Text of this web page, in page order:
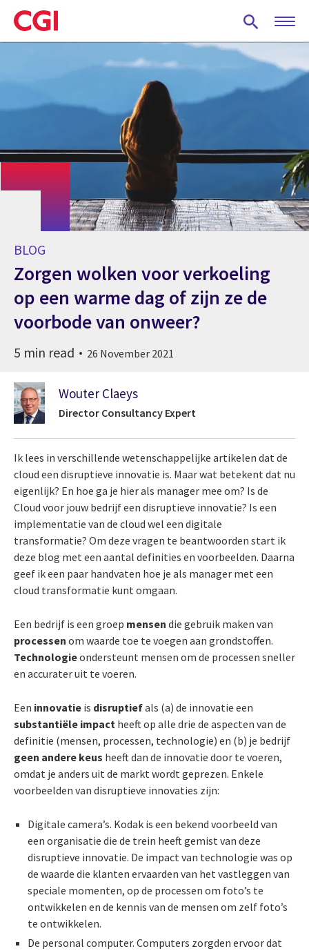
Skip
to
main
BLOG
Zorgen wolken voor verkoeling
op een warme dag of zijn ze de
voorbode van onweer?
5 min read 26 November 2021
Wouter Claeys
Director Consultancy Expert
Ik lees in verschillende wetenschappelijke artikelen dat de
cloud een disruptieve innovatie is. Maar wat betekent dat nu
eigenlijk? En hoe ga je hier als manager mee om? Is de
Cloud voor jouw bedrijf een disruptieve innovatie? Is een
implementatie van de cloud wel een digitale
transformatie? Om deze vragen te beantwoorden start ik
deze blog met een aantal definities en voorbeelden. Daarna
geef ik een paar handvaten hoe je als manager met een
cloud transformatie kunt omgaan.
Een bedrijf is een groep mensen die gebruik maken van
processen om waarde toe te voegen aan grondstoffen.
Technologieondersteunt mensen om de processen sneller
en accurater uit te voeren.
Een innovatie is disruptiefals (a) de innovatie een
substantiële impact heeft op alle drie de aspecten van de
definitie (mensen, processen, technologie) en (b) je bedrijf
geen andere keus heeft dan de innovatie door te voeren,
omdat je anders uit de markt wordt geprezen. Enkele
voorbeelden van disruptieve innovaties zijn:
Digitale camera’s. Kodak is een bekend voorbeeld van
een organisatie die de trein heeft gemist van deze
disruptieve innovatie. De impact van technologie was op
de waarde die klanten ervaarden van het vastleggen van
speciale momenten, op de processen om foto’s te
ontwikkelen en de kennis van de mensen om zelf foto’s
te ontwikkelen.
De personal computer. Computers zorgden ervoor dat